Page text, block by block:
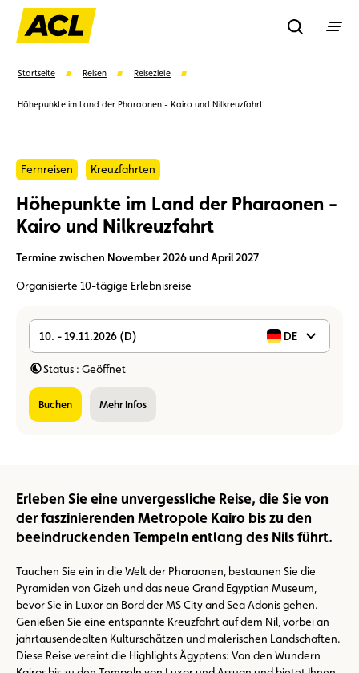
Rechercher
Vorschläge
Mitglied Mitgliedervorteile
Umweltplakette Kaufvertrag
Startseite Reisen Reiseziele
Höhepunkte im Land der Pharaonen - Kairo und Nilkreuzfahrt
Fernreisen Kreuzfahrten
Höhepunkte im Land der Pharaonen -
Kairo und Nilkreuzfahrt
Termine zwischen November 2026 und April 2027
Organisierte 10-tägige Erlebnisreise
10. - 19.11.2026 (D) DE
Status : Geöffnet
buchen Mehr Infos
Erleben Sie eine unvergessliche Reise, die Sie von
der faszinierenden Metropole Kairo bis zu den
beeindruckenden Tempeln entlang des Nils führt.
Tauchen Sie ein in die Welt der Pharaonen, bestaunen Sie die
Pyramiden von Gizeh und das neue Grand Egyptian Museum,
bevor Sie in Luxor an Bord der MS City and Sea Adonis gehen.
Genießen Sie eine entspannte Kreuzfahrt auf dem Nil, vorbei an
jahrtausendealten Kulturschätzen und malerischen Landschaften.
Diese Reise vereint die Highlights Ägyptens: Von den Wundern